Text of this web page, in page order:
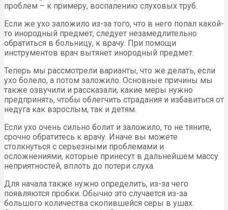
проблем – к примеру, воспалению слуховых труб.
Если же ухо заложило из-за того, что в него попал какой-
то инородный предмет, следует незамедлительно
обратиться в больницу, к врачу. При помощи
инструментов врач вытянет инородный предмет.
Теперь мы рассмотрели варианты, что же делать, если
ухо болело, а потом заложило. Основные причины мы
также озвучили и рассказали, какие меры нужно
предпринять, чтобы облегчить страдания и избавиться от
недуга как взрослым, так и детям.
Если ухо очень сильно болит и заложило, то не тяните,
срочно обратитесь к врачу. Иначе вы можете
столкнуться с серьезными проблемами и
осложнениями, которые принесут в дальнейшем массу
неприятностей, вплоть до потери слуха.
Для начала также нужно определить, из-за чего
появляются пробки. Обычно это случается из-за
большого количества скопившейся серы в ушах.